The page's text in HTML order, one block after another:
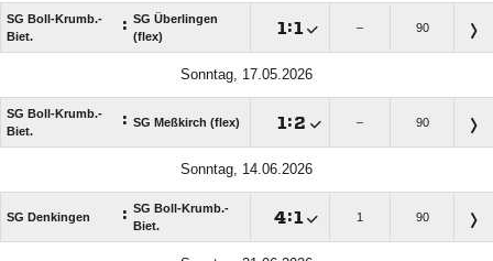
SG Boll-Krumb.-
Biet.
: SG Überlingen
(flex)
: – 90
Sonntag, 17.05.2026
SG Boll-Krumb.-
Biet.
: SG Meßkirch (flex) : – 90
Sonntag, 14.06.2026
SG Denkingen : SG Boll-Krumb.-
Biet.
: 1 90